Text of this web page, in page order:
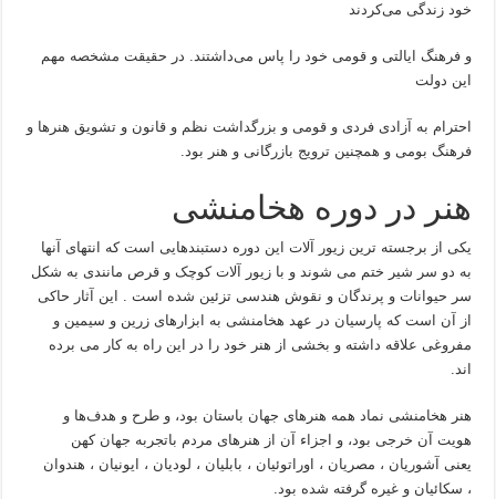
خود زندگی می‌کردند
و فرهنگ ایالتی و قومی خود را پاس می‌داشتند. در حقیقت مشخصه مهم
این دولت
احترام به آزادی فردی و قومی و بزرگداشت نظم و قانون و تشویق هنرها و
فرهنگ بومی و همچنین ترویج بازرگانی و هنر بود.
هنر در دوره هخامنشی
یکی از برجسته ترین زیور آلات این دوره دستبندهایی است که انتهای آنها
به دو سر شیر ختم می شوند و با زیور آلات کوچک و قرص مانندی به شکل
سر حیوانات و پرندگان و نقوش هندسی تزئین شده است . این آثار حاکی
از آن است که پارسیان در عهد هخامنشی به ابزارهای زرین و سیمین و
مفروغی علاقه داشته و بخشی از هنر خود را در این راه به کار می برده
اند.
هنر هخامنشی نماد همه هنرهای جهان باستان بود، و طرح و هدف‌ها و
هویت آن خرجی بود، و اجزاء آن از هنرهای مردم باتجربه جهان کهن
یعنی آشوریان ، مصریان ، اوراتوئیان ، بابلیان ، لودیان ، ایونیان ، هندوان
، سکائیان و غیره گرفته شده بود.